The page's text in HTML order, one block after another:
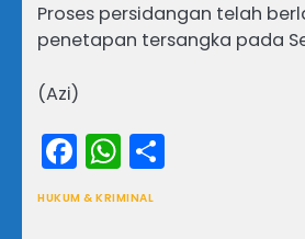
Proses persidangan telah
penetapan tersangka pada
(Azi)
Facebook
WhatsApp
HUKUM & KRIMINAL